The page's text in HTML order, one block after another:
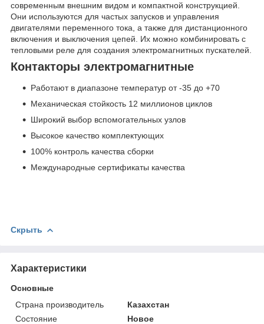
современным внешним видом и компактной конструкцией.
Они используются для частых запусков и управления
двигателями переменного тока, а также для дистанционного
включения и выключения цепей. Их можно комбинировать с
тепловыми реле для создания электромагнитных пускателей.
Контакторы электромагнитные
Работают в диапазоне температур от -35 до +70
Механическая стойкость 12 миллионов циклов
Широкий выбор вспомогательных узлов
Высокое качество комплектующих
100% контроль качества сборки
Международные сертификаты качества
Скрыть
Характеристики
Основные
Страна производитель
Казахстан
Состояние
Новое